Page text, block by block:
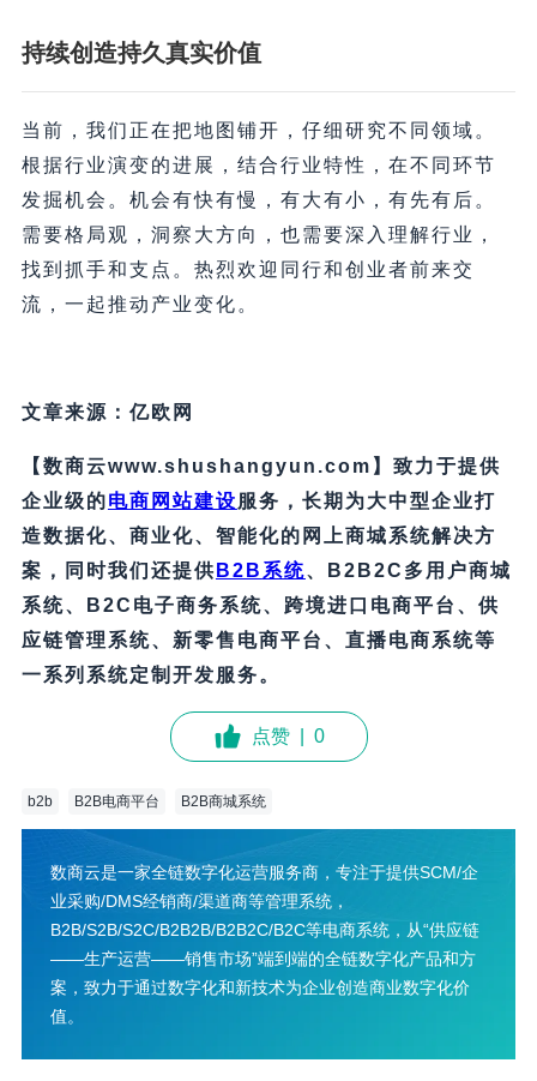
持续创造持久真实价值
当前，我们正在把地图铺开，仔细研究不同领域。
根据行业演变的进展，结合行业特性，在不同环节
发掘机会。机会有快有慢，有大有小，有先有后。
需要格局观，洞察大方向，也需要深入理解行业，
找到抓手和支点。热烈欢迎同行和创业者前来交
流，一起推动产业变化。
文章来源：亿欧网
【数商云www.shushangyun.com】致力于提供
企业级的电商网站建设服务，长期为大中型企业打
造数据化、商业化、智能化的网上商城系统解决方
案，同时我们还提供 B2B系统、B2B2C多用户商城
系统、B2C电子商务系统、跨境进口电商平台、供
应链管理系统、新零售电商平台、直播电商系统等
一系列系统定制开发服务。
点赞 0
b2b B2B电商平台 B2B商城系统
数商云是一家全链数字化运营服务商，专注于提供SCM/企
业采购/DMS经销商/渠道商等管理系统，
B2B/S2B/S2C/B2B2B/B2B2C/B2C等电商系统，从“供应链
——生产运营——销售市场”端到端的全链数字化产品和方
案，致力于通过数字化和新技术为企业创造商业数字化价
值。